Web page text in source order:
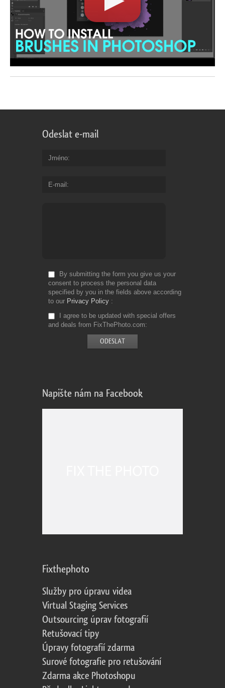
Odeslat e-mail
Jméno
E-mail
By submitting the form you give us your
consent to process the personal data
specified by you in the fields above according
to our Privacy Policy
I agree to be updated with special offers
and deals from FixThePhoto.com
Napište nám na Facebook
Fixthephoto
Služby pro úpravu videa
Virtual Staging Services
Outsourcing úprav fotografií
Retušovací tipy
Úpravy fotografií zdarma
Surové fotografie pro retušování
Zdarma akce Photoshopu